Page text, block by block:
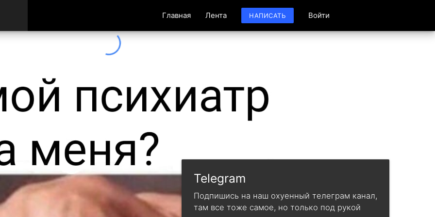
Главная Лента НАПИСАТЬ Войти
Telegram
Подпишись на наш охуенный телеграм канал,
там все тоже самое, но только под рукой